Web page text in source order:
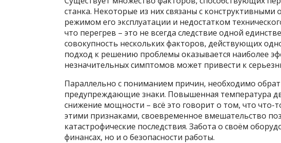
станка. Некоторые из них связаны с конструктивными
режимом его эксплуатации и недостатком
что перегрев – это не всегда следствие одной
совокупность нескольких факторов, действующих
подход к решению проблемы оказывается наиболее
незначительных симптомов может привести к
Параллельно с пониманием причин, необходимо
предупреждающие знаки. Повышенная температура
снижение мощности – всё это говорит о том, что что-
этими признаками, своевременное вмешательство
катастрофические последствия. Забота о своём
финансах, но и о безопасности работы.